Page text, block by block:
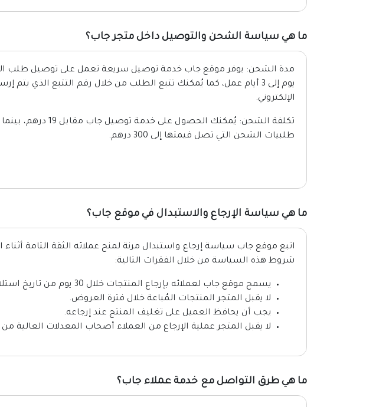
ما هي سياسة الشحن والتوصيل داخل متجر جاب؟
مدة الشحن: يوفر موقع جاب خدمة توصيل سريعة تعمل على توصيل طلب
يوم إلى 3 أيام عمل، كما يُمكنك تتبع الطلب من خلال رقم التتبع الذي يتم
الإلكتروني.
تكلفة الشحن: يُمكنك الحصول
طلبيات الشحن التي تصل قيمتها إلى 300 درهم.
ما هي سياسة الإرجاع والاستبدال في موقع جاب؟
اتبع موقع جاب سياسة إرجاع واستبدال مرنة لمنح عملائه الثقة التامة
شروط هذه السياسة من خلال الفقرات التالية:
يسمح موقع جاب لعملائه بإرجاع المنتجات خلال 30 يوم من تاريخ استلام الطلب.
لا يقبل المتجر المنتجات المُباعة خلال فترة العروض.
يجب أن يحافظ العميل على تغليف المنتج عند إرجاعه.
لا يقبل المتجر عملية الإرجاع من العملاء أصحاب المعدلات العالية من
ما هي طرق التواصل مع خدمة عملاء جاب؟